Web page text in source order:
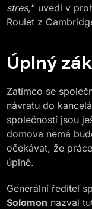
stres,“ uvedl v
Roulet z
Úplný
Zatímco se
návratu do
společností jsou
domova nemá
očekávat, že
úplně.
Generální ředitel
Solomon nazval